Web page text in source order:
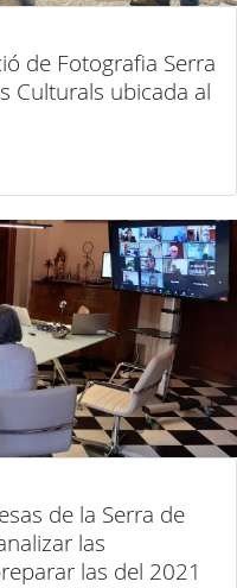
de Fotografia Serra
Culturals ubicada al
de la Serra de
las
y preparar las del 2021